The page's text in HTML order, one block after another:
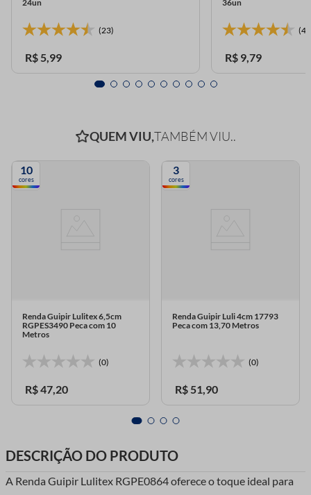
24un
(23)
R$ 5,99
36un
(4)
R$ 9,79
QUEM VIU,TAMBÉM VIU..
10
cores
Renda Guipir Lulitex 6,5cm
RGPES3490 Peca com 10
Metros
(0)
R$47,20
3
cores
Renda Guipir Luli 4cm 17793
Peca com 13,70 Metros
(0)
R$ 51,90
DESCRIÇÃO DO PRODUTO
A Renda Guipir Lulitex RGPE0864 oferece o toque ideal para